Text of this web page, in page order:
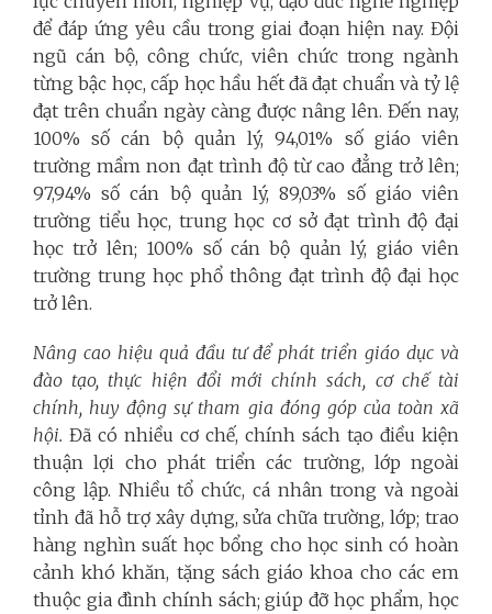
để đáp ứng yêu cầu trong giai đoạn hiện nay. Đội
ngũ cán bộ, công chức, viên chức trong ngành
từng bậc học, cấp học hầu hết đã đạt chuẩn và tỷ lệ
đạt trên chuẩn ngày càng được nâng lên. Đến nay,
100% số cán bộ quản lý, 94,01% số giáo viên
trường mầm non đạt trình độ từ cao đẳng trở lên;
97,94% số cán bộ quản lý, 89,03% số giáo viên
trường tiểu học, trung học cơ sở đạt trình độ đại
học trở lên; 100% số cán bộ quản lý, giáo viên
trường trung học phổ thông đạt trình độ đại học
trở lên.
Nâng cao hiệu quả đầu tư để phát triển giáo dục và
đào tạo, thực hiện đổi mới chính sách, cơ chế tài
chính, huy động sự tham gia đóng góp của toàn xã
hội. Đã có nhiều cơ chế, chính sách tạo điều kiện
thuận lợi cho phát triển các trường, lớp ngoài
công lập. Nhiều tổ chức, cá nhân trong và ngoài
tỉnh đã hỗ trợ xây dựng, sửa chữa trường, lớp; trao
hàng nghìn suất học bổng cho học sinh có hoàn
cảnh khó khăn, tặng sách giáo khoa cho các em
thuộc gia đình chính sách; giúp đỡ học phẩm, học